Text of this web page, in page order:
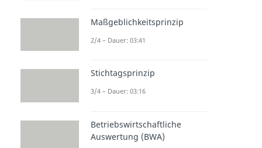
Progressive Abschreibung
Dauer: 06:11
Maßgeblichkeitsprinzip
2/4 – Dauer: 03:41
Stichtagsprinzip
3/4 – Dauer: 03:16
Betriebswirtschaftliche
Auswertung (BWA)